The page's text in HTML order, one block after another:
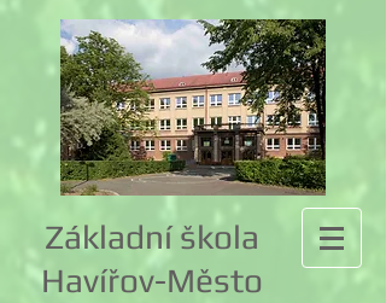
Základní škola
Havířov-Město